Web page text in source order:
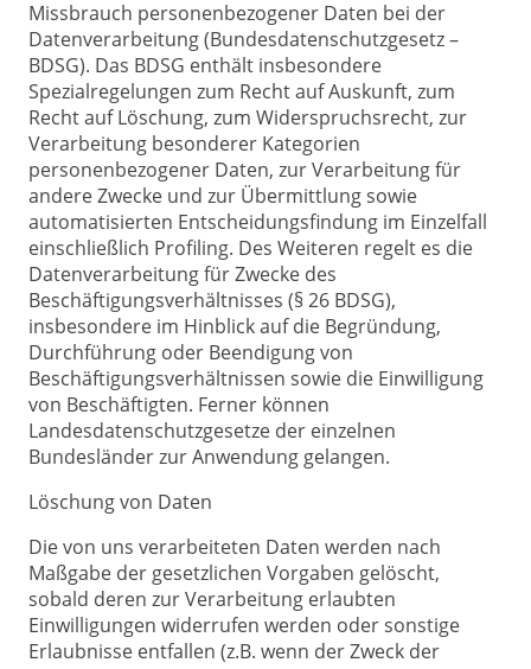
Missbrauch personenbezogener Daten bei der
Datenverarbeitung (Bundesdatenschutzgesetz –
BDSG). Das BDSG enthält insbesondere
Spezialregelungen zum Recht auf Auskunft, zum
Recht auf Löschung, zum Widerspruchsrecht, zur
Verarbeitung besonderer Kategorien
personenbezogener Daten, zur Verarbeitung für
andere Zwecke und zur Übermittlung sowie
automatisierten Entscheidungsfindung im Einzelfall
einschließlich Profiling. Des Weiteren regelt es die
Datenverarbeitung für Zwecke des
Beschäftigungsverhältnisses (§ 26 BDSG),
insbesondere im Hinblick auf die Begründung,
Durchführung oder Beendigung von
Beschäftigungsverhältnissen sowie die Einwilligung
von Beschäftigten. Ferner können
Landesdatenschutzgesetze der einzelnen
Bundesländer zur Anwendung gelangen.
Löschung von Daten
Die von uns verarbeiteten Daten werden nach
Maßgabe der gesetzlichen Vorgaben gelöscht,
sobald deren zur Verarbeitung erlaubten
Einwilligungen widerrufen werden oder sonstige
Erlaubnisse entfallen (z.B. wenn der Zweck der